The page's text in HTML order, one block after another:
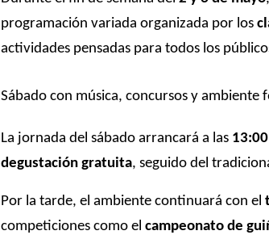
programación variada organizada por los
actividades pensadas para todos los
Sábado con música, concursos y ambiente
La jornada del sábado arrancará a las
degustación gratuita, seguido del
Por la tarde, el ambiente continuará con el
competiciones como el campeonato de